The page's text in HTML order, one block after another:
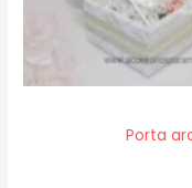
Porta